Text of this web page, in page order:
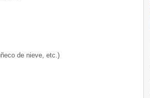
de nieve, etc.)